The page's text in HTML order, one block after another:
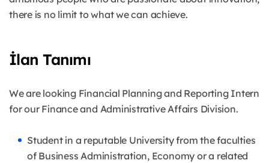
there is no limit to what we can achieve.
İlan Tanımı
We are looking Financial Planning and Reporting Intern
for our Finance and Administrative Affairs Division.
Student in a reputable University from the faculties
of Business Administration, Economy or a related